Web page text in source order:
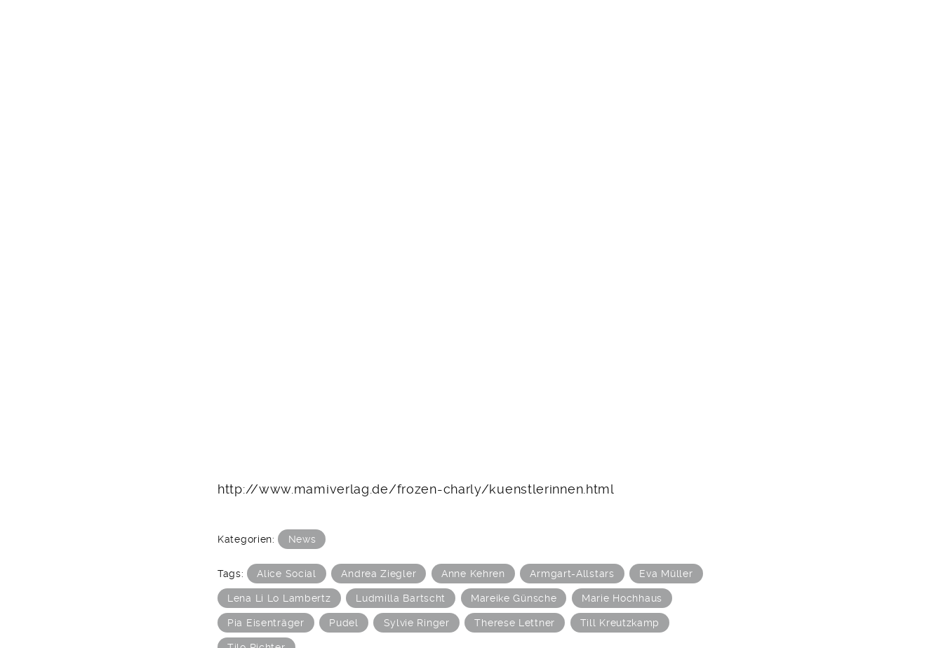
http://www.mamiverlag.de/frozen-charly/kuenstlerinnen.html
Kategorien: News
Tags: Alice Social Andrea Ziegler Anne Kehren Armgart-Allstars Eva Müller
Lena Li Lo Lambertz Ludmilla Bartscht Mareike Günsche Marie Hochhaus
Pia Eisenträger Pudel Sylvie Ringer Therese Lettner Till Kreutzkamp